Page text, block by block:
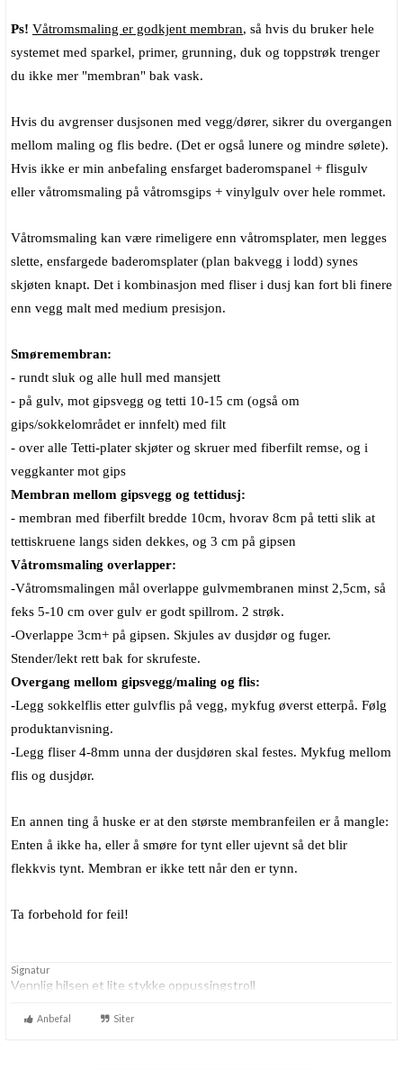
Ps! Våtromsmaling er godkjent membran, så hvis du bruker hele
systemet med sparkel, primer, grunning, duk og toppstrøk trenger
du ikke mer "membran" bak vask.
Hvis du avgrenser dusjsonen med vegg/dører, sikrer du overgangen
mellom maling og flis bedre. (Det er også lunere og mindre sølete).
Hvis ikke er min anbefaling ensfarget baderomspanel + flisgulv
eller våtromsmaling på våtromsgips + vinylgulv over hele rommet.
Våtromsmaling kan være rimeligere enn våtromsplater, men legges
slette, ensfargede baderomsplater (plan bakvegg i lodd) synes
skjøten knapt. Det i kombinasjon med fliser i dusj kan fort bli finere
enn vegg malt med medium presisjon.
Smøremembran:
- rundt sluk og alle hull med mansjett
- på gulv, mot gipsvegg og tetti 10-15 cm (også om
gips/sokkelområdet er innfelt) med filt
- over alle Tetti-plater skjøter og skruer med fiberfilt remse, og i
veggkanter mot gips
Membran mellom gipsvegg og tettidusj:
- membran med fiberfilt bredde 10cm, hvorav 8cm på tetti slik at
tettiskruene langs siden dekkes, og 3 cm på gipsen
Våtromsmaling overlapper:
-Våtromsmalingen mål overlappe gulvmembranen minst 2,5cm, så
feks 5-10 cm over gulv er godt spillrom. 2 strøk.
-Overlappe 3cm+ på gipsen. Skjules av dusjdør og fuger.
Stender/lekt rett bak for skrufeste.
Overgang mellom gipsvegg/maling og flis:
-Legg sokkelflis etter gulvflis på vegg, mykfug øverst etterpå. Følg
produktanvisning.
-Legg fliser 4-8mm unna der dusjdøren skal festes. Mykfug mellom
flis og dusjdør.
En annen ting å huske er at den største membranfeilen er å mangle:
Enten å ikke ha, eller å smøre for tynt eller ujevnt så det blir
flekkvis tynt. Membran er ikke tett når den er tynn.
Ta forbehold for feil!
Signatur
Vennlig hilsen et lite stykke oppussingstroll
Anbefal Siter